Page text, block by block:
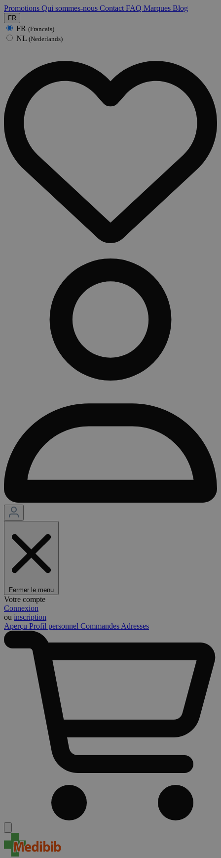
Promotions Qui sommes-nous Contact FAQ Marques Blog
FR
FR (Francais)
NL (Nederlands)
Fermer le menu
Votre compte
Connexion
ou inscription
Aperçu Profil personnel Commandes Adresses